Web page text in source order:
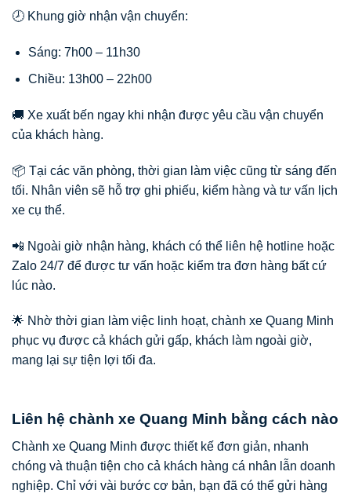
🕗 Khung giờ nhận vận chuyển:
Sáng: 7h00 – 11h30
Chiều: 13h00 – 22h00
🚚 Xe xuất bến ngay khi nhận được yêu cầu vận chuyển
của khách hàng.
📦 Tại các văn phòng, thời gian làm việc cũng từ sáng đến
tối. Nhân viên sẽ hỗ trợ ghi phiếu, kiểm hàng và tư vấn lịch
xe cụ thể.
📲 Ngoài giờ nhận hàng, khách có thể liên hệ hotline hoặc
Zalo 24/7 để được tư vấn hoặc kiểm tra đơn hàng bất cứ
lúc nào.
🌟 Nhờ thời gian làm việc linh hoạt, chành xe Quang Minh
phục vụ được cả khách gửi gấp, khách làm ngoài giờ,
mang lại sự tiện lợi tối đa.
Liên hệ chành xe Quang Minh bằng cách nào
Chành xe Quang Minh được thiết kế đơn giản, nhanh
chóng và thuận tiện cho cả khách hàng cá nhân lẫn doanh
nghiệp. Chỉ với vài bước cơ bản, bạn đã có thể gửi hàng